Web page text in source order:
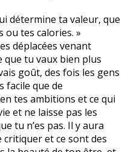
détermine ta valeur, que
ou tes calories. »
déplacées venant
que tu vaux bien plus
goût, des fois les gens
facile que de
tes ambitions et ce qui
et ne laisse pas les
tu n’es pas. Il y aura
et ce sont des